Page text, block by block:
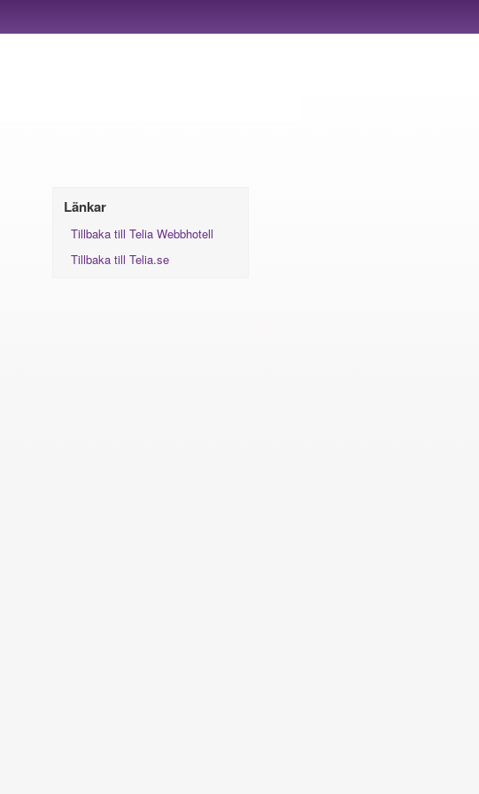
Länkar
Tillbaka till Telia Webbhotell
Tillbaka till Telia.se